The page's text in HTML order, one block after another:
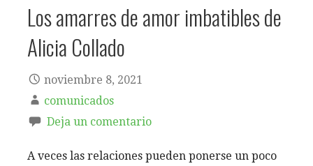
Los amarres de amor imbatibles de
Alicia Collado
noviembre 8, 2021
comunicados
Deja un comentario
A veces las relaciones pueden ponerse un poco